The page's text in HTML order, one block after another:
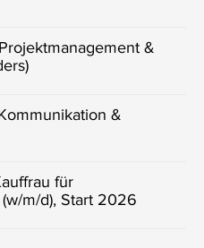
&
&
für
m/d), Start 2026